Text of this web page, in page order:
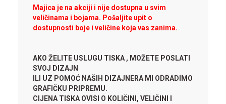
Majica je na akciji i nije dostupna u svim
veličinama i bojama. Pošaljite upit o
dostupnosti boje i veličine koja vas zanima.
AKO ŽELITE USLUGU TISKA , MOŽETE POSLATI
SVOJ DIZAJN
ILI UZ POMOĆ NAŠIH DIZAJNERA MI ODRADIMO
GRAFIČKU PRIPREMU.
CIJENA TISKA OVISI O KOLIČINI, VELIČINI I